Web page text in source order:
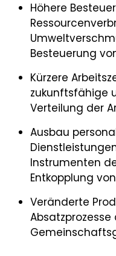
Höhere
Besteuerung
Kürzere
zukunftsfähige
Verteilung der
Ausbau
Instrumenten
Entkopplung
Veränderte
Absatzprozesse